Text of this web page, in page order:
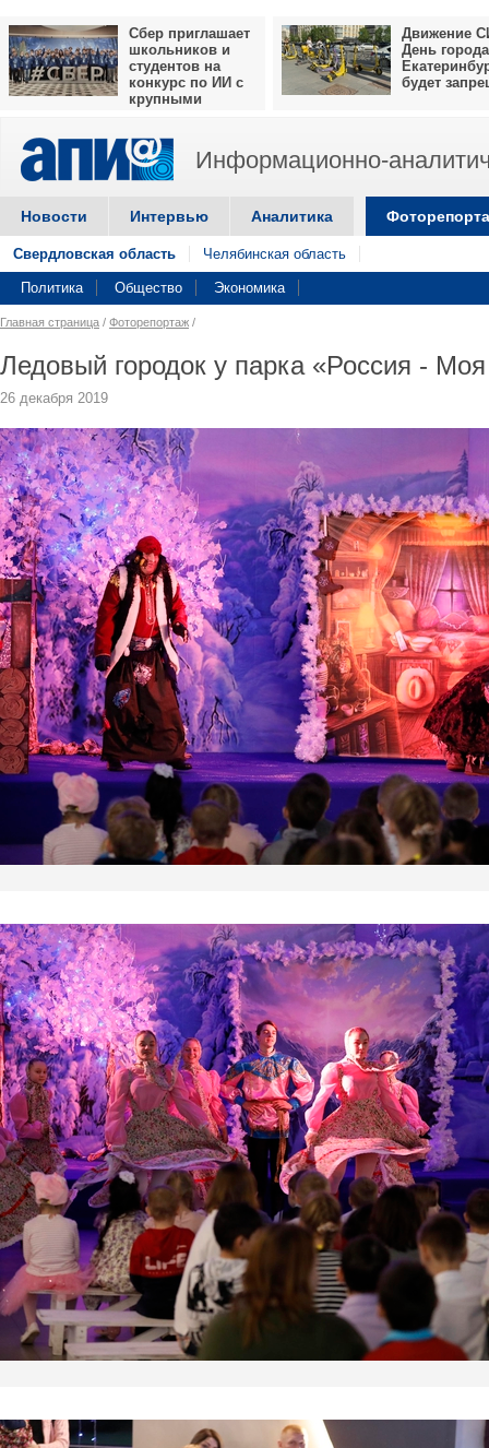
Сбер приглашает
школьников и
студентов на
конкурс по ИИ с
крупными
Движение
День города
будет
Информационно-
Новости Интервью Аналитика
Свердловская область Челябинская область
Политика Общество Экономика
Главная страница / Фоторепортаж /
Ледовый городок у парка «Россия -
26 декабря 2019